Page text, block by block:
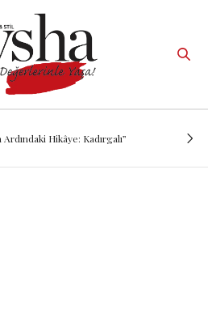
Hikâye: Kadırgalı”